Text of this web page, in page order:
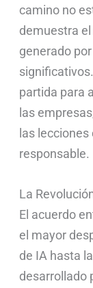
camino no
demuestra
generado
partida para
las
las
responsable.
La
El acuerdo
el mayor
de IA hasta
desarrollado